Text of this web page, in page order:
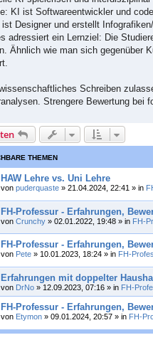
KI ist Softwareentwickler und
Designer und erstellt
adressiert ein Lernziel: Die
Ähnlich wie man sich gegenüber
Schreiben
Strengere Bewertung bei
THEMEN
HAW Lehre vs. Uni Lehre
von puderquaste » 21.04.2024, 22:41 » in
FH-Professur - Erfahrungen,
von Crunchy » 02.01.2022, 19:48 » in FH-
FH-Professur - Erfahrungen,
von Pete » 10.01.2023, 18:24 » in FH-
Erfahrungen mit doppelter
von DrNo » 12.09.2023, 07:16 » in FH-
FH-Professur - Erfahrungen,
von Etymon » 09.01.2024, 20:57 » in FH-